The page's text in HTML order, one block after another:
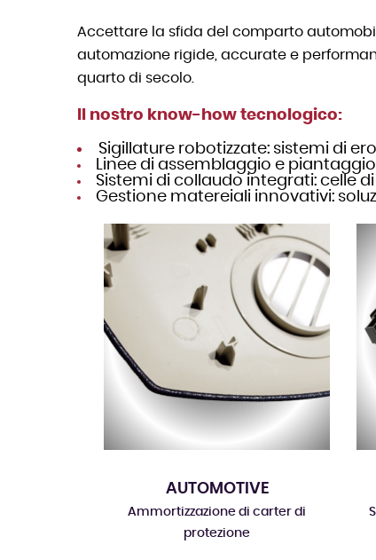
Accettare la sfida del comparto
automazione rigide, accurate e
quarto di secolo.
Il nostro know-how tecnologico:
Sigillature robotizzate: sistemi di
Linee di assemblaggio e
Sistemi di collaudo integrati: celle
Gestione matereiali innovativi:
AUTOMOTIVE
Ammortizzazione di carter di
protezione